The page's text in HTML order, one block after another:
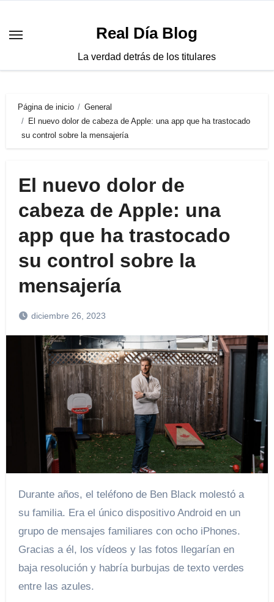
contenido
Real Día Blog
La verdad detrás de los titulares
Página de inicio
General
El nuevo dolor de cabeza de Apple: una app que ha trastocado
su control sobre la mensajería
El nuevo dolor de
cabeza de Apple: una
app que ha trastocado
su control sobre la
mensajería
diciembre 26, 2023
Durante años, el teléfono de Ben Black molestó a
su familia. Era el único dispositivo Android en un
grupo de mensajes familiares con ocho iPhones.
Gracias a él, los vídeos y las fotos llegarían en
baja resolución y habría burbujas de texto verdes
entre las azules.